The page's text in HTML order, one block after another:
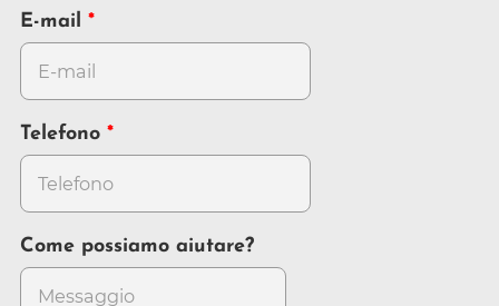
E-mail
Telefono
Come possiamo aiutare?